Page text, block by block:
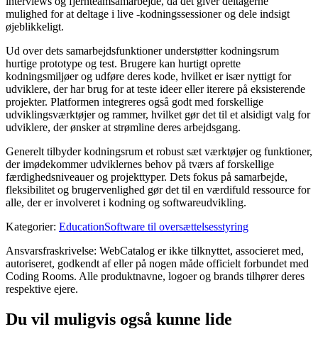
mulighed for at deltage i live -kodningssessioner og dele indsigt
øjeblikkeligt.
Ud over dets samarbejdsfunktioner understøtter kodningsrum
hurtige prototype og test. Brugere kan hurtigt oprette
kodningsmiljøer og udføre deres kode, hvilket er især nyttigt for
udviklere, der har brug for at teste ideer eller iterere på eksisterende
projekter. Platformen integreres også godt med forskellige
udviklingsværktøjer og rammer, hvilket gør det til et alsidigt valg for
udviklere, der ønsker at strømline deres arbejdsgang.
Generelt tilbyder kodningsrum et robust sæt værktøjer og funktioner,
der imødekommer udviklernes behov på tværs af forskellige
færdighedsniveauer og projekttyper. Dets fokus på samarbejde,
fleksibilitet og brugervenlighed gør det til en værdifuld ressource for
alle, der er involveret i kodning og softwareudvikling.
Kategorier: EducationSoftware til oversættelsesstyring
Ansvarsfraskrivelse: WebCatalog er ikke tilknyttet, associeret med,
autoriseret, godkendt af eller på nogen måde officielt forbundet med
Coding Rooms. Alle produktnavne, logoer og brands tilhører deres
respektive ejere.
Du vil muligvis også kunne lide